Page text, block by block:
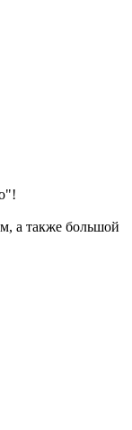
а также большой